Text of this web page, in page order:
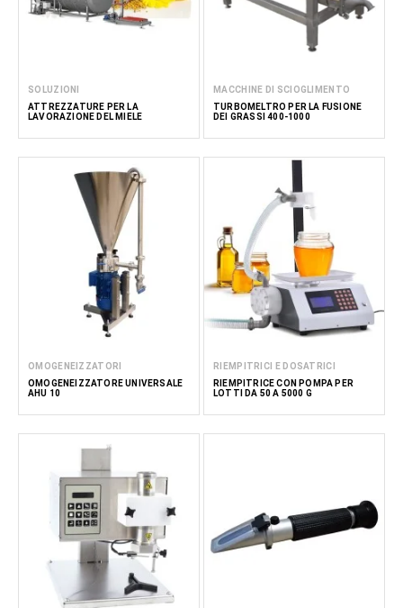
SOLUZIONI
ATTREZZATURE PER LA
LAVORAZIONE DEL MIELE
MACCHINE DI SCIOGLIMENTO
TURBOMELTRO PER LA FUSIONE
DEI GRASSI 400-1000
OMOGENEIZZATORI
OMOGENEIZZATORE UNIVERSALE
AHU 10
RIEMPITRICI E DOSATRICI
RIEMPITRICE CON POMPA PER
LOTTI DA 50 A 5000 G